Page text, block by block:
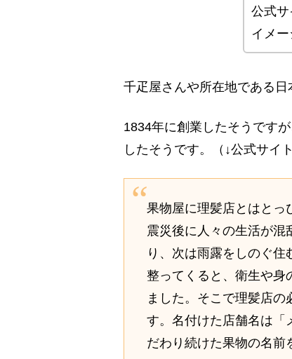
公式サ
イメ
千疋屋さんや所在地である日
1834年に創業したそうです
したそうです。（↓公式サイ
果物屋に理髪店とはとっ
震災後に人々の生活が混
り、次は雨露をしのぐ
整ってくると、衛生や身
ました。そこで理髪店の
す。名付けた店舗名は「
だわり続けた果物の名前